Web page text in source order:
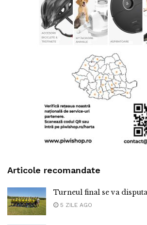
Articole recomandate
Turneul final se va disputa
5 ZILE AGO